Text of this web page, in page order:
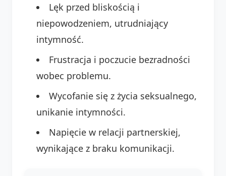
Lęk przed bliskością i
niepowodzeniem, utrudniający
intymność.
Frustracja i poczucie bezradności
wobec problemu.
Wycofanie się z życia seksualnego,
unikanie intymności.
Napięcie w relacji partnerskiej,
wynikające z braku komunikacji.